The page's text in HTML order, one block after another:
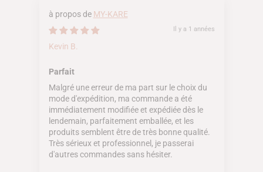
MY-KARE
Il y a 1 années
Kevin B.
Parfait
Malgré une erreur de ma part sur le choix du
mode d'expédition, ma commande a été
immédiatement modifiée et expédiée dès le
lendemain, parfaitement emballée, et les
produits semblent être de très bonne qualité.
Très sérieux et professionnel, je passerai
d'autres commandes sans hésiter.